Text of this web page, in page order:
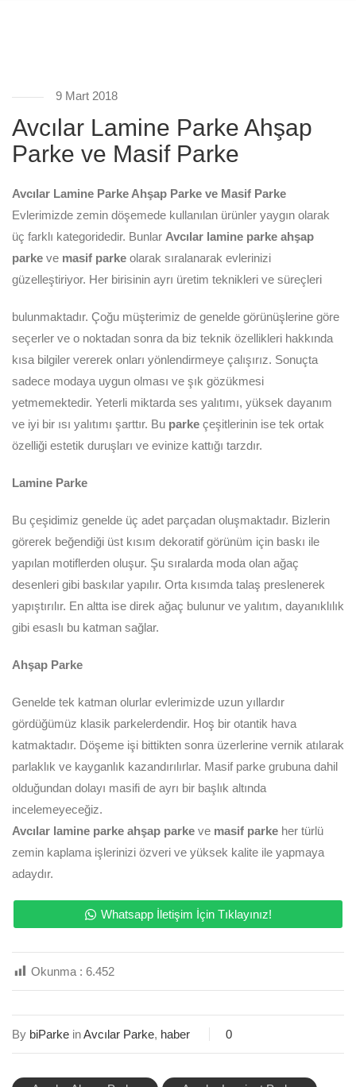
9 Mart 2018
Avcılar Lamine Parke Ahşap
Parke ve Masif Parke
Avcılar Lamine Parke Ahşap Parke ve Masif Parke
Evlerimizde zemin döşemede kullanılan ürünler yaygın olarak
üç farklı kategoridedir. Bunlar Avcılar lamine parke ahşap
parke ve masif parke olarak sıralanarak evlerinizi
güzelleştiriyor. Her birisinin ayrı üretim teknikleri ve süreçleri
bulunmaktadır. Çoğu müşterimiz de genelde görünüşlerine göre
seçerler ve o noktadan sonra da biz teknik özellikleri hakkında
kısa bilgiler vererek onları yönlendirmeye çalışırız. Sonuçta
sadece modaya uygun olması ve şık gözükmesi
yetmemektedir. Yeterli miktarda ses yalıtımı, yüksek dayanım
ve iyi bir ısı yalıtımı şarttır. Bu parke çeşitlerinin ise tek ortak
özelliği estetik duruşları ve evinize kattığı tarzdır.
Lamine Parke
Bu çeşidimiz genelde üç adet parçadan oluşmaktadır. Bizlerin
görerek beğendiği üst kısım dekoratif görünüm için baskı ile
yapılan motiflerden oluşur. Şu sıralarda moda olan ağaç
desenleri gibi baskılar yapılır. Orta kısımda talaş preslenerek
yapıştırılır. En altta ise direk ağaç bulunur ve yalıtım, dayanıklılık
gibi esaslı bu katman sağlar.
Ahşap Parke
Genelde tek katman olurlar evlerimizde uzun yıllardır
gördüğümüz klasik parkelerdendir. Hoş bir otantik hava
katmaktadır. Döşeme işi bittikten sonra üzerlerine vernik atılarak
parlaklık ve kayganlık kazandırılırlar. Masif parke grubuna dahil
olduğundan dolayı masifi de ayrı bir başlık altında
incelemeyeceğiz.
Avcılar lamine parke ahşap parke ve masif parke her türlü
zemin kaplama işlerinizi özveri ve yüksek kalite ile yapmaya
adaydır.
Whatsapp İletişim İçin Tıklayınız!
Okunma : 6.452
By biParke inAvcılar Parke, haber 0